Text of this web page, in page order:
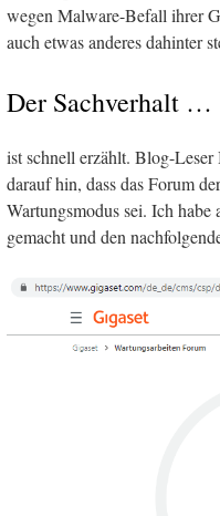
wegen Malware-Befall ihrer
auch etwas anderes dahinter
Der Sachverhalt …
ist schnell erzählt. Blog-
darauf hin, dass das Forum
Wartungsmodus sei. Ich
gemacht und den